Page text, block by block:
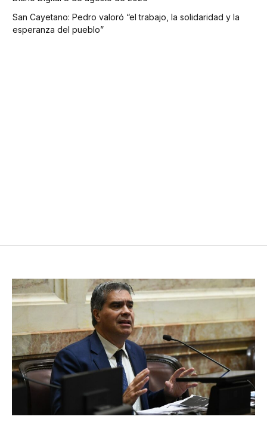
San Cayetano: Pedro valoró “el trabajo, la solidaridad y la
esperanza del pueblo”